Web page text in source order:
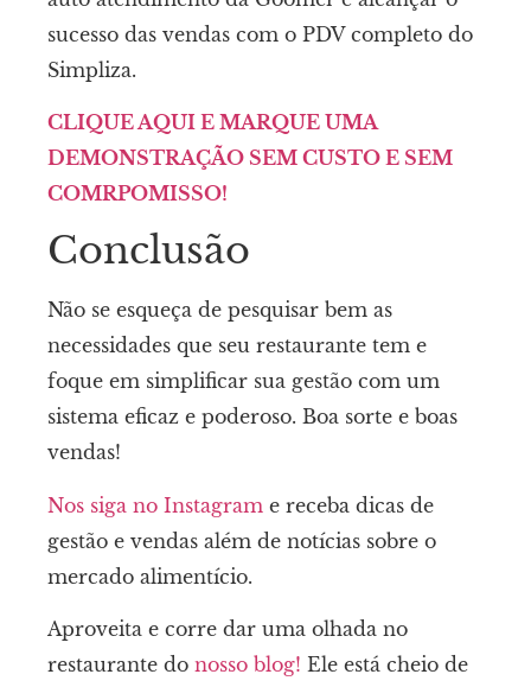
sucesso das vendas com o PDV completo do
Simpliza.
CLIQUE AQUI E MARQUE UMA
DEMONSTRAÇÃO SEM CUSTO E SEM
COMRPOMISSO!
Conclusão
Não se esqueça de pesquisar bem as
necessidades que seu restaurante tem e
foque em simplificar sua gestão com um
sistema eficaz e poderoso. Boa sorte e boas
vendas!
Nos siga no Instagram e receba dicas de
gestão e vendas além de notícias sobre o
mercado alimentício.
Aproveita e corre dar uma olhada no
restaurante do nosso blog! Ele está cheio de